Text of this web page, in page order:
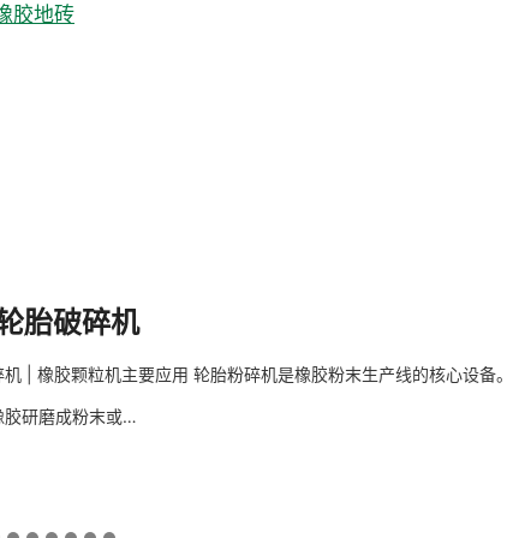
胶地砖
胎破碎机
机 | 橡胶颗粒机主要应用 轮胎粉碎机是橡胶粉末生产线的核心设备
胶研磨成粉末或…